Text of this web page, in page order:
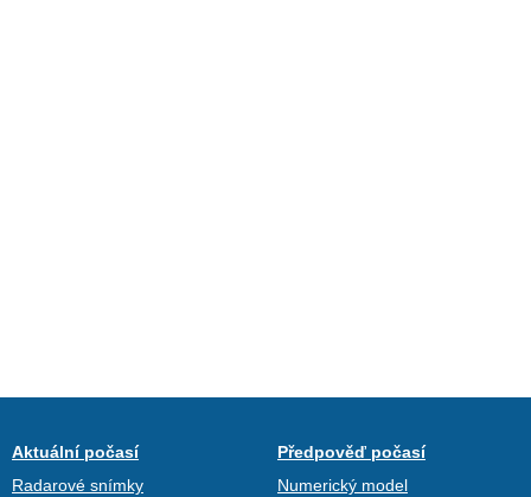
Aktuální počasí
Radarové snímky
Předpověď počasí
Numerický model